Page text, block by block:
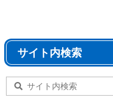
サイト内検索